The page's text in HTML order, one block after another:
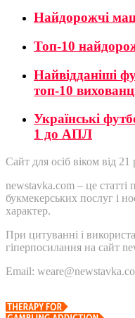
Найдорожчі
Топ-10
Найвідданіші
топ-10
Українські
1 до АПЛ
Сайт для осіб віком від 21
newstavka.com – це
букмекерських послуг і
характер.
При цитуванні і
гіперпосилання на сайт
Email: